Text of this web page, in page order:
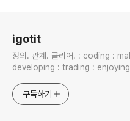
igotit
정의. 관계. 클리어. : coding : making : creating :
developing : trading : enjoying
구독하기